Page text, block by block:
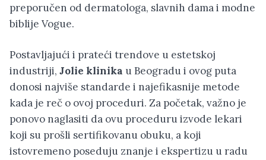
preporučen od dermatologa, slavnih dama i modne
biblije Vogue.
Postavljajući i prateći trendove u estetskoj
industriji, Jolie klinika u Beogradu i ovog puta
donosi najviše standarde i najefikasnije metode
kada je reč o ovoj proceduri. Za početak, važno je
ponovo naglasiti da ovu proceduru izvode lekari
koji su prošli sertifikovanu obuku, a koji
istovremeno poseduju znanje i ekspertizu u radu